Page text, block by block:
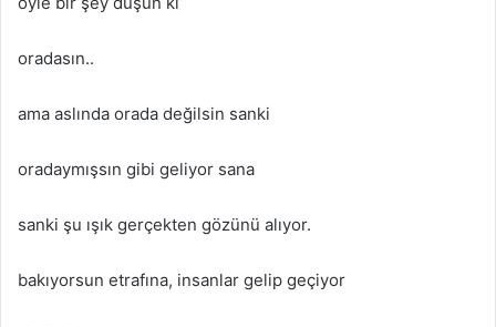
oradasın..
ama aslında orada değilsin sanki
oradaymışsın gibi geliyor sana
sanki şu ışık gerçekten gözünü alıyor.
bakıyorsun etrafına, insanlar gelip geçiyor